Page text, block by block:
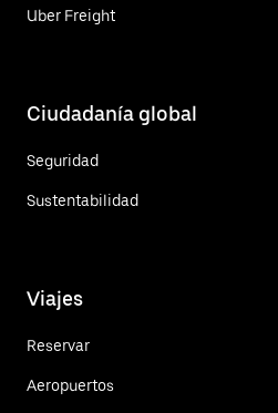
Uber Freight
Ciudadanía global
Seguridad
Sustentabilidad
Viajes
Reservar
Aeropuertos